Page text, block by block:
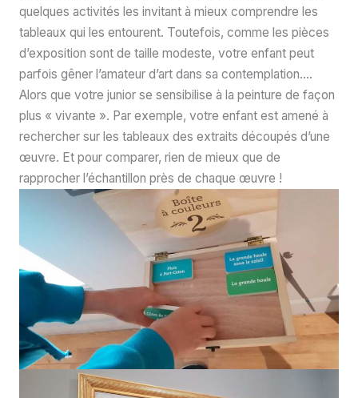
quelques activités les invitant à mieux comprendre les
tableaux qui les entourent. Toutefois, comme les pièces
d’exposition sont de taille modeste, votre enfant peut
parfois gêner l’amateur d’art dans sa contemplation….
Alors que votre junior se sensibilise à la peinture de façon
plus « vivante ». Par exemple, votre enfant est amené à
rechercher sur les tableaux des extraits découpés d’une
œuvre. Et pour comparer, rien de mieux que de
rapprocher l’échantillon près de chaque œuvre !